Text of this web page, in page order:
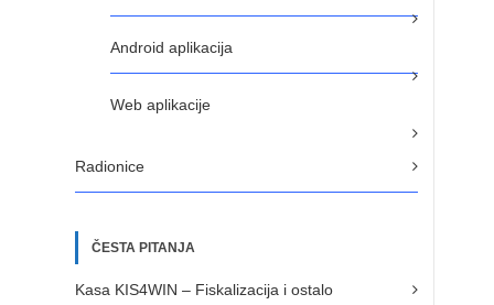
Android aplikacija
Web aplikacije
Radionice
ČESTA PITANJA
Kasa KIS4WIN – Fiskalizacija i ostalo